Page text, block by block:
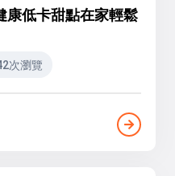
康低卡甜點在家輕鬆
次瀏覽